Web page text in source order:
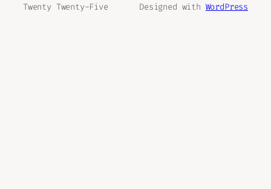
Twenty Twenty-Five Designed with WordPress